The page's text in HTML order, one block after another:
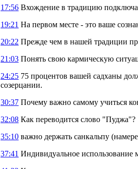
17:56 Вхождение в традицию
19:21 На первом месте - это ваше
20:22 Прежде чем в нашей традиции
21:03 Понять свою кармическую
24:25 75 процентов вашей садханы
созерцании.
30:37 Почему важно самому учиться
32:08 Как переводится слово "Пуджа"?
35:10 важно держать санкальпу
37:41 Индивидуальное